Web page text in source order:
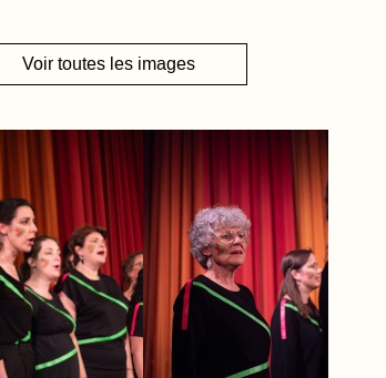
Voir toutes les images